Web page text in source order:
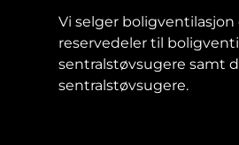
Vi selger boligventilasjon
reservedeler til
sentralstøvsugere samt
sentralstøvsugere.